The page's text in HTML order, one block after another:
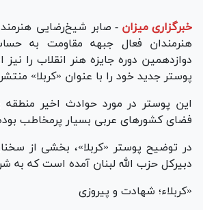
خبرگزاری میزان - صابر شیخ‌رضایی
هنرمندان فعال جبهه مقاومت به
دوازدهمین دوره جایزه هنر انقلاب را
پوستر جدید خود را با عنوان «کربلا»
این پوستر در مورد حوادث اخیر
فضای کشور‌های عربی بسیار پرمخاطب
در توضیح پوستر «کربلا»، بخشی از
دبیرکل حزب الله لبنان آمده است که به
«کربلاء؛ شهادت و پیروزی